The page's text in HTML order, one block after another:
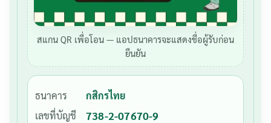
สแกน QR เพื่อโอน — แอปธนาคารจะแสดงชื่อผู้รับก่อน
ยืนยัน
ธนาคาร
กสิกรไทย
เลขที่บัญชี
738-2-07670-9